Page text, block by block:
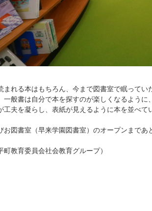
まれる本はもちろん、今まで図書室で眠って
一般書は自分で本を探すのが楽しくなるよう
工夫を凝らし、表紙が見えるように本を並べて
お図書室（早来学園図書室）のオープンまであ
町教育委員会社会教育グループ）